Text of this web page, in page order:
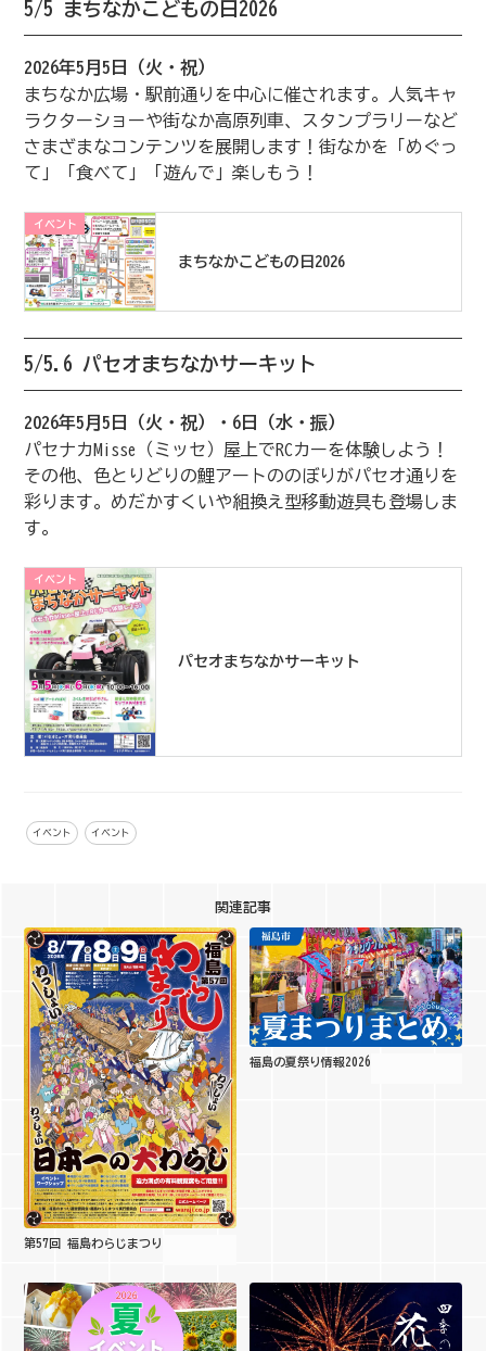
5/5 まちなかこどもの日2026
2026年5月5日（火・祝）
まちなか広場・駅前通りを中心に催されます。人気キャ
ラクターショーや街なか高原列車、スタンプラリーなど
さまざまなコンテンツを展開します！街なかを「めぐっ
て」「食べて」「遊んで」楽しもう！
イベント
まちなかこどもの日2026
5/5.6 パセオまちなかサーキット
2026年5月5日（火・祝）・6日（水・振）
パセナカMisse（ミッセ）屋上でRCカーを体験しよう！
その他、色とりどりの鯉アートののぼりがパセオ通りを
彩ります。めだかすくいや組換え型移動遊具も登場しま
す。
イベント
パセオまちなかサーキット
イベント イベント
関連記事
第57回 福島わらじまつり
福島の夏祭り情報2026